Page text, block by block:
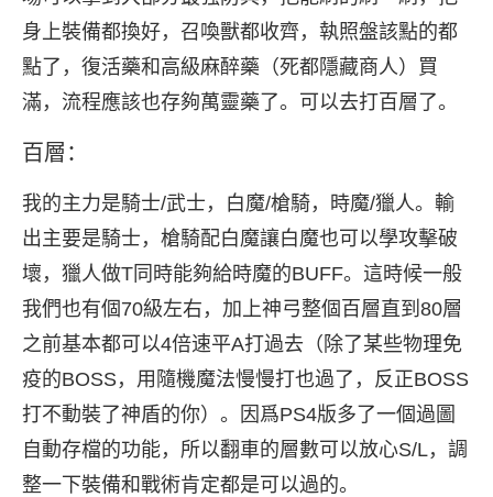
身上裝備都換好，召喚獸都收齊，執照盤該點的都
點了，復活藥和高級麻醉藥（死都隱藏商人）買
滿，流程應該也存夠萬靈藥了。可以去打百層了。
百層：
我的主力是騎士/武士，白魔/槍騎，時魔/獵人。輸
出主要是騎士，槍騎配白魔讓白魔也可以學攻擊破
壞，獵人做T同時能夠給時魔的BUFF。這時候一般
我們也有個70級左右，加上神弓整個百層直到80層
之前基本都可以4倍速平A打過去（除了某些物理免
疫的BOSS，用隨機魔法慢慢打也過了，反正BOSS
打不動裝了神盾的你）。因爲PS4版多了一個過圖
自動存檔的功能，所以翻車的層數可以放心S/L，調
整一下裝備和戰術肯定都是可以過的。